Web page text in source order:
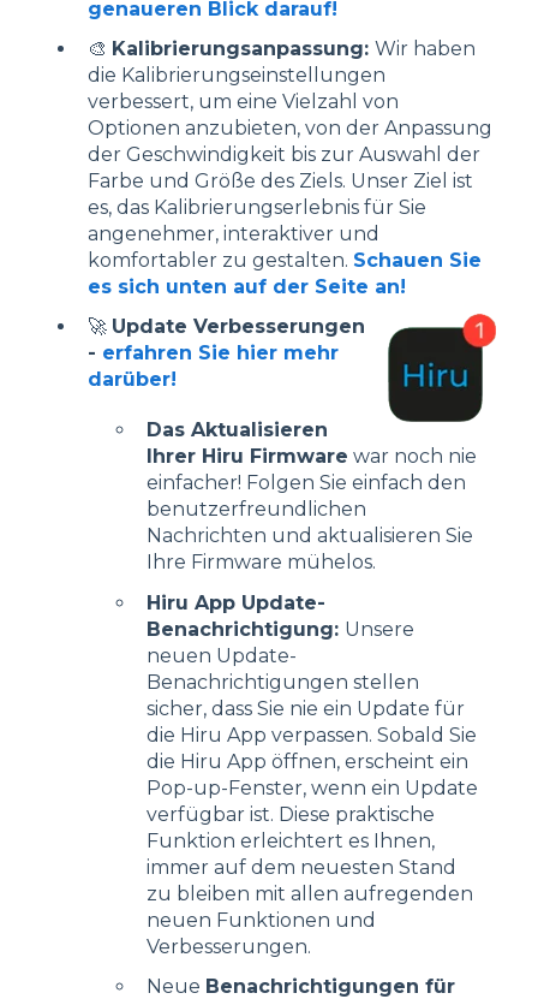
genaueren Blick darauf!
🎨 Kalibrierungsanpassung: Wir haben
die Kalibrierungseinstellungen
verbessert, um eine Vielzahl von
Optionen anzubieten, von der Anpassung
der Geschwindigkeit bis zur Auswahl der
Farbe und Größe des Ziels. Unser Ziel ist
es, das Kalibrierungserlebnis für Sie
angenehmer, interaktiver und
komfortabler zu gestalten. Schauen Sie
es sich unten auf der Seite an!
🚀 Update Verbesserungen
- erfahren Sie hier mehr
darüber!
Das Aktualisieren
Ihrer Hiru Firmware war noch nie
einfacher! Folgen Sie einfach den
benutzerfreundlichen
Nachrichten und aktualisieren Sie
Ihre Firmware mühelos.
Hiru App Update-
Benachrichtigung: Unsere
neuen Update-
Benachrichtigungen stellen
sicher, dass Sie nie ein Update für
die Hiru App verpassen. Sobald Sie
die Hiru App öffnen, erscheint ein
Pop-up-Fenster, wenn ein Update
verfügbar ist. Diese praktische
Funktion erleichtert es Ihnen,
immer auf dem neuesten Stand
zu bleiben mit allen aufregenden
neuen Funktionen und
Verbesserungen.
Neue Benachrichtigungen für